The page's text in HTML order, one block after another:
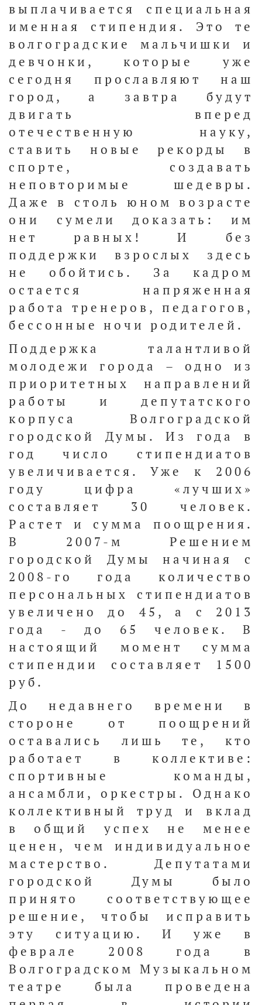
выплачивается специальная
именная стипендия. Это те
волгоградские мальчишки и
девчонки, которые уже
сегодня прославляют наш
город, а завтра будут
двигать вперед
отечественную науку,
ставить новые рекорды в
спорте, создавать
неповторимые шедевры.
Даже в столь юном возрасте
они сумели доказать: им
нет равных! И без
поддержки взрослых здесь
не обойтись. За кадром
остается напряженная
работа тренеров, педагогов,
бессонные ночи родителей.
Поддержка талантливой
молодежи города – одно из
приоритетных направлений
работы и депутатского
корпуса Волгоградской
городской Думы. Из года в
год число стипендиатов
увеличивается. Уже к 2006
году цифра «лучших»
составляет 30 человек.
Растет и сумма поощрения.
В 2007-м Решением
городской Думы начиная с
2008-го года количество
персональных стипендиатов
увеличено до 45, а с 2013
года - до 65 человек. В
настоящий момент сумма
стипендии составляет 1500
руб.
До недавнего времени в
стороне от поощрений
оставались лишь те, кто
работает в коллективе:
спортивные команды,
ансамбли, оркестры. Однако
коллективный труд и вклад
в общий успех не менее
ценен, чем индивидуальное
мастерство. Депутатами
городской Думы было
принято соответствующее
решение, чтобы исправить
эту ситуацию. И уже в
феврале 2008 года в
Волгоградском Музыкальном
театре была проведена